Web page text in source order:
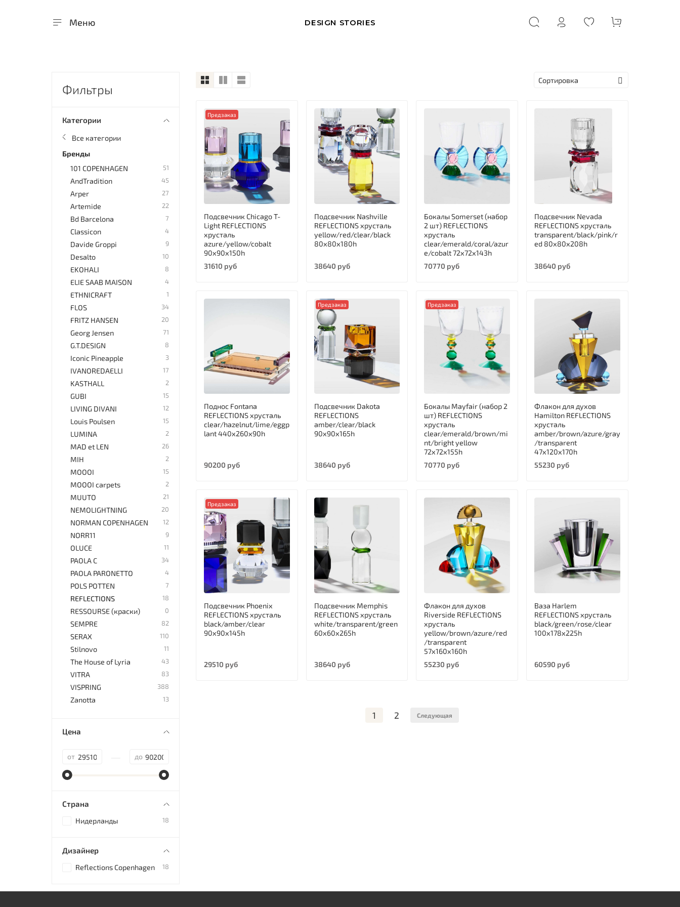
Меню DESIGN STORIES
Предзаказ
Подсвечник Chicago T-
Light REFLECTIONS
хрусталь
azure/yellow/cobalt
90х90х150h
31610 руб
Подсвечник Nashville
REFLECTIONS хрусталь
yellow/red/clear/black
80х80х180h
38640 руб
Бокалы Somerset (набор
2 шт) REFLECTIONS
хрусталь
clear/emerald/coral/azur
e/cobalt 72х72х143h
70770 руб
Подсвечник Nevada
REFLECTIONS хрусталь
transparent/black/pink/r
ed 80х80х208h
38640 руб
Поднос Fontana
REFLECTIONS хрусталь
clear/hazelnut/lime/eggp
lant 440х260х90h
90200 руб
Предзаказ
Подсвечник Dakota
REFLECTIONS
amber/clear/black
90х90х165h
38640 руб
Предзаказ
Бокалы Mayfair (набор 2
шт) REFLECTIONS
хрусталь
clear/emerald/brown/mi
nt/bright yellow
72х72х155h
70770 руб
Флакон для духов
Hamilton REFLECTIONS
хрусталь
amber/brown/azure/gray
/transparent
47х120х170h
55230 руб
Предзаказ
Подсвечник Phoenix
REFLECTIONS хрусталь
black/amber/clear
90х90х145h
29510 руб
Подсвечник Memphis
REFLECTIONS хрусталь
white/transparent/green
60х60х265h
38640 руб
Флакон для духов
Riverside REFLECTIONS
хрусталь
yellow/brown/azure/red
/transparent
57х160х160h
55230 руб
Ваза Harlem
REFLECTIONS хрусталь
black/green/rose/clear
100х178х225h
60590 руб
1 2 Следующая
Фильтры
Категории
Все категории
Бренды
101 COPENHAGEN
51
AndTradition 45
Arper 27
Artemide 22
Bd Barcelona 7
Classicon 4
Davide Groppi 9
Desalto 10
EKOHALI 8
ELIE SAAB MAISON 4
ETHNICRAFT 1
FLOS 34
FRITZ HANSEN 20
Georg Jensen 71
G.T.DESIGN 8
Iconic Pineapple 3
IVANOREDAELLI 17
KASTHALL 2
GUBI 15
LIVING DIVANI 12
Louis Poulsen 15
LUMINA 2
MAD et LEN 26
MIH 2
MOOOI 15
MOOOI carpets 2
MUUTO 21
NEMOLIGHTNING 20
NORMAN COPENHAGEN 12
NORR11 9
OLUCE 11
PAOLA C 34
PAOLA PARONETTO 4
POLS POTTEN 7
REFLECTIONS 18
RESSOURSE (краски) 0
SEMPRE 82
SERAX 110
Stilnovo 11
The House of Lyria 43
VITRA 83
VISPRING 388
Zanotta 13
Цена
от до
Страна
Нидерланды 18
Дизайнер
Reflections Copenhagen 18